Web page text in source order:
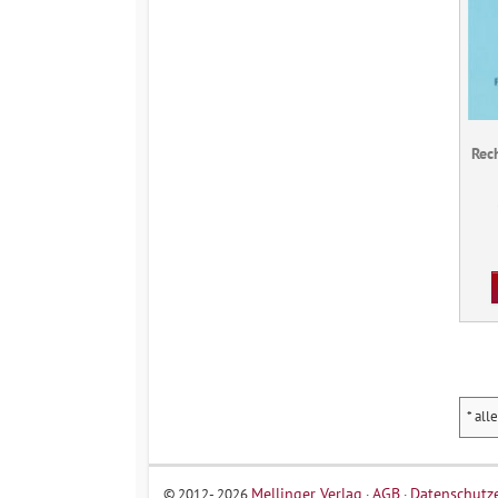
*
© 2012- 2026 Mellinger Verlag AGB